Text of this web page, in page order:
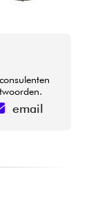
email